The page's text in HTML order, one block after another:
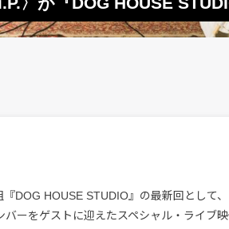
『DOG HOUSE STUDIO』の最新回として
バーをゲストに迎えたスペシャル・ライブ映